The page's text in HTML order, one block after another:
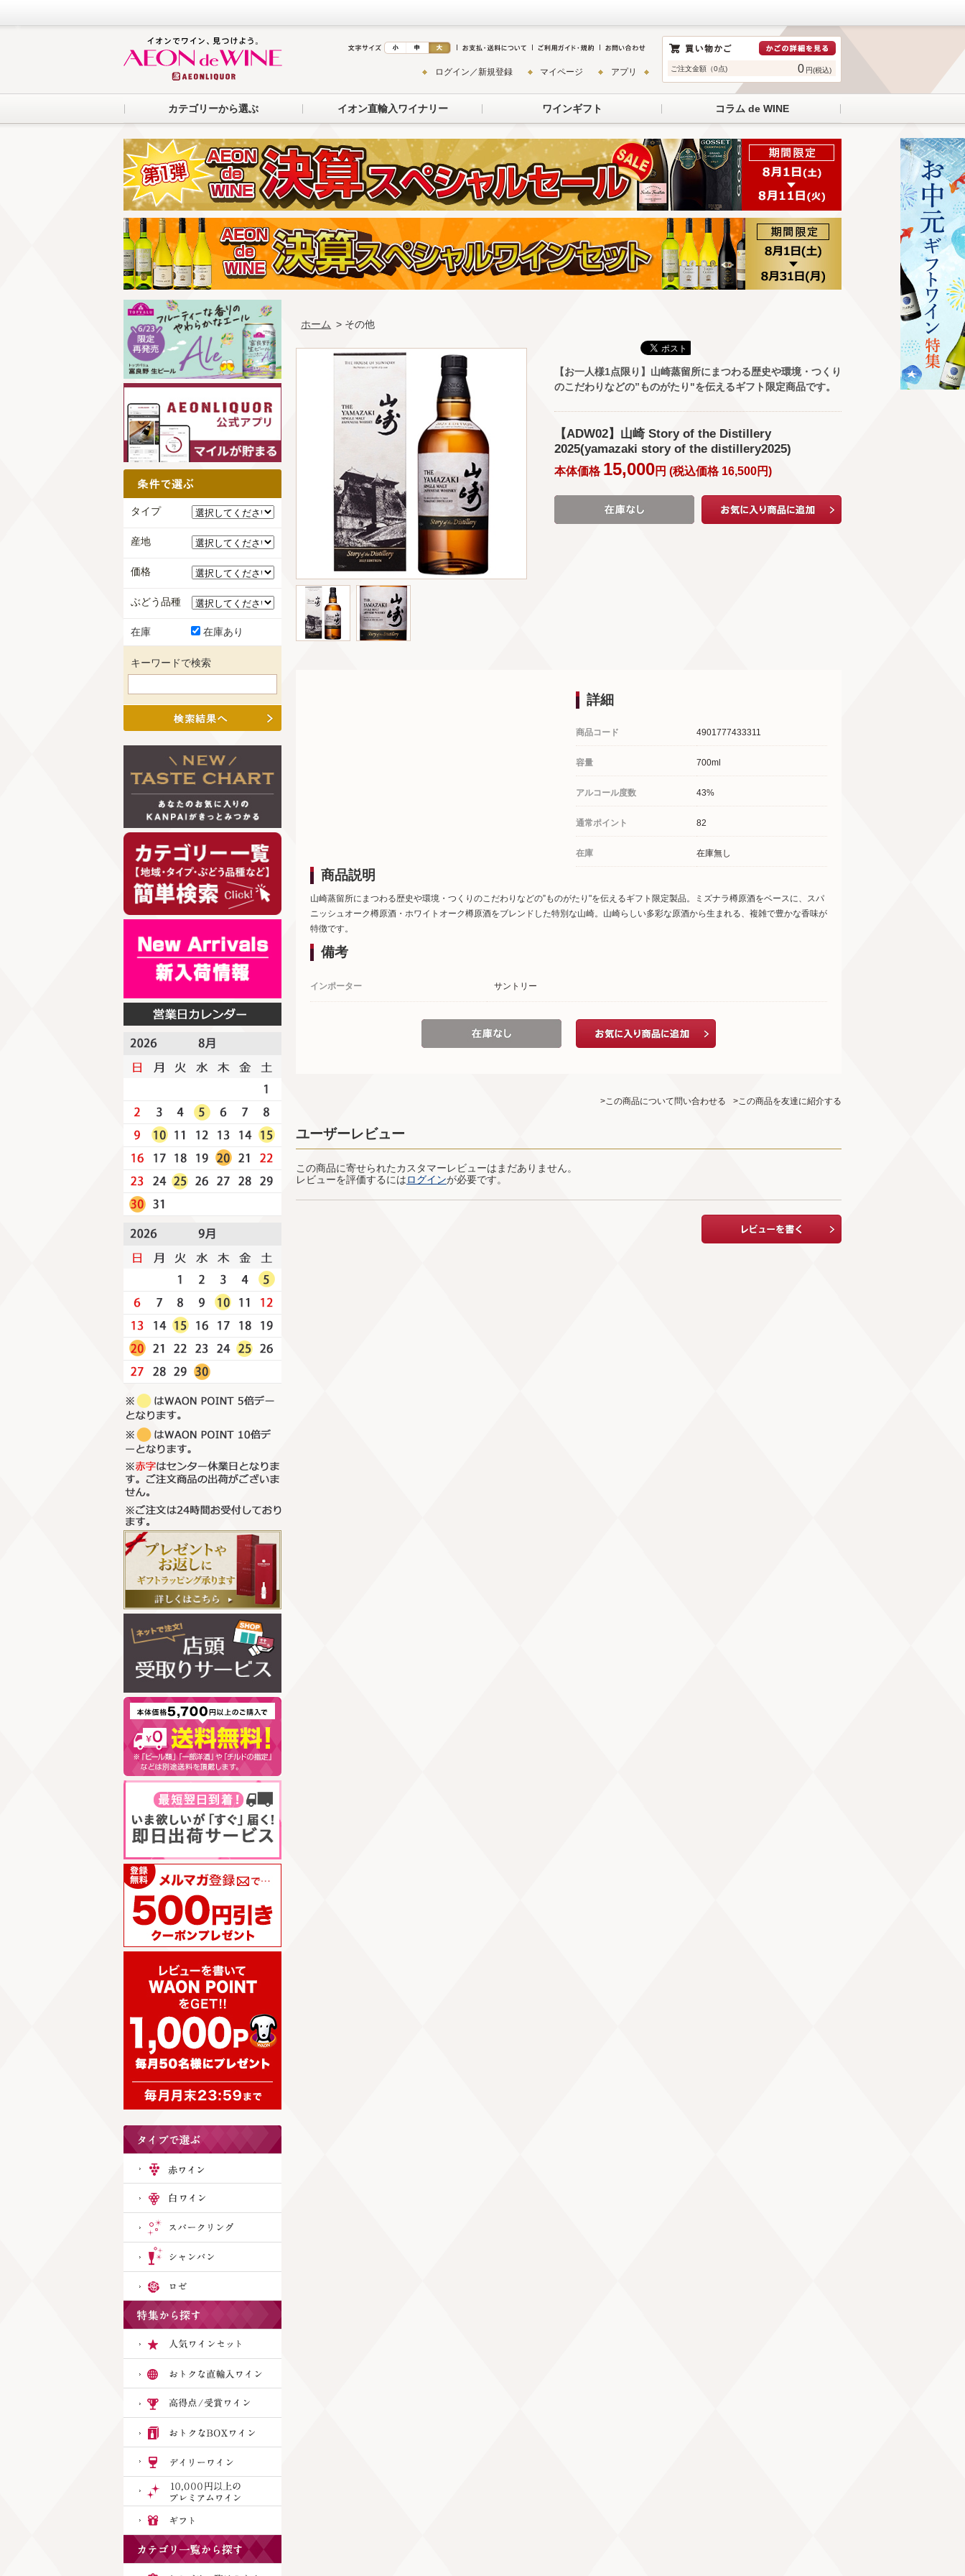
ご注文金額（0点) 0 円(税込)
ログイン／新規登録 マイページ アプリ
カテゴリーから選ぶ イオン直輸入ワイナリー ワインギフト コラム de WINE
ホーム > その他
【お一人様1点限り】山崎蒸留所にまつわる歴史や環境・つくり
のこだわりなどの”ものがたり"を伝えるギフト限定商品です。
【ADW02】山崎 Story of the Distillery
2025(yamazaki story of the distillery2025)
本体価格 15,000円 (税込価格 16,500円)
詳細
商品コード 4901777433311
容量 700ml
アルコール度数 43%
通常ポイント 82
在庫 在庫無し
商品説明
山崎蒸留所にまつわる歴史や環境・つくりのこだわりなどの”ものがたり"を伝えるギフト限定製品。ミズナラ樽原酒をベースに、スパ
ニッシュオーク樽原酒・ホワイトオーク樽原酒をブレンドした特別な山崎。山崎らしい多彩な原酒から生まれる、複雑で豊かな香味が
特徴です。
備考
インポーター サントリー
>この商品について問い合わせる >この商品を友達に紹介する
ユーザーレビュー
この商品に寄せられたカスタマーレビューはまだありません。
レビューを評価するにはログインが必要です。
タイプ
産地
価格
ぶどう品種
在庫 在庫あり
キーワードで検索